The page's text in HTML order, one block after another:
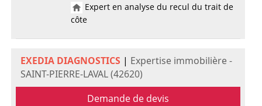
Expert en analyse du recul du trait de
côte
EXEDIA DIAGNOSTICS | Expertise immobilière -
SAINT-PIERRE-LAVAL (42620)
Demande de devis